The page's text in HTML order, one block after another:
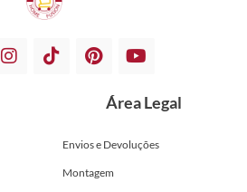
Área Legal
Envios e Devoluções
Montagem